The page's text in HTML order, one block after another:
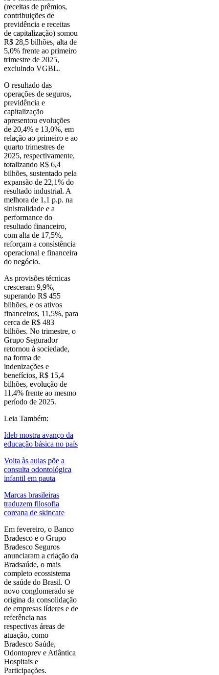
(receitas de prêmios,
contribuições de
previdência e receitas
de capitalização) somou
R$ 28,5 bilhões, alta de
5,0% frente ao primeiro
trimestre de 2025,
excluindo VGBL.
O resultado das
operações de seguros,
previdência e
capitalização
apresentou evoluções
de 20,4% e 13,0%, em
relação ao primeiro e ao
quarto trimestres de
2025, respectivamente,
totalizando R$ 6,4
bilhões, sustentado pela
expansão de 22,1% do
resultado industrial. A
melhora de 1,1 p.p. na
sinistralidade e a
performance do
resultado financeiro,
com alta de 17,5%,
reforçam a consistência
operacional e financeira
do negócio.
As provisões técnicas
cresceram 9,9%,
superando R$ 455
bilhões, e os ativos
financeiros, 11,5%, para
cerca de R$ 483
bilhões. No trimestre, o
Grupo Segurador
retornou à sociedade,
na forma de
indenizações e
benefícios, R$ 15,4
bilhões, evolução de
11,4% frente ao mesmo
período de 2025.
Leia Também:
Ideb mostra avanço da
educação básica no país
Volta às aulas põe a
consulta odontológica
infantil em pauta
Marcas brasileiras
traduzem filosofia
coreana de skincare
Em fevereiro, o Banco
Bradesco e o Grupo
Bradesco Seguros
anunciaram a criação da
Bradsaúde, o mais
completo ecossistema
de saúde do Brasil. O
novo conglomerado se
origina da consolidação
de empresas líderes e de
referência nas
respectivas áreas de
atuação, como
Bradesco Saúde,
Odontoprev e Atlântica
Hospitais e
Participações.